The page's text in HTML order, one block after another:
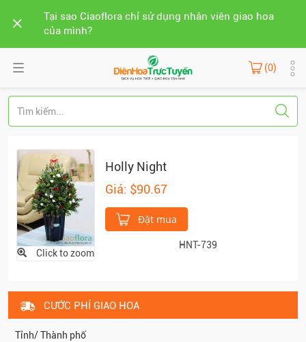
Tại sao Ciaoflora chỉ sử dụng nhân viên giao hoa
của mình?
(0)
Click to zoom
Holly Night
Giá: $90.67
Đặt mua
HNT-739
CƯỚC PHÍ GIAO HOA
Tỉnh/ Thành phố